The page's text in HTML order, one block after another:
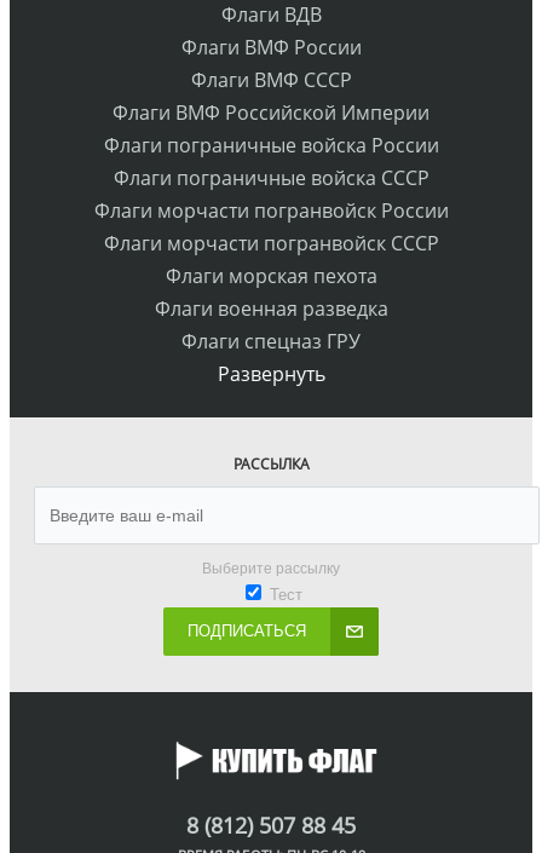
Флаги ВДВ
Флаги ВМФ России
Флаги ВМФ СССР
Флаги ВМФ Российской Империи
Флаги пограничные войска России
Флаги пограничные войска СССР
Флаги морчасти погранвойск России
Флаги морчасти погранвойск СССР
Флаги морская пехота
Флаги военная разведка
Флаги спецназ ГРУ
Развернуть
РАССЫЛКА
Выберите рассылку
Тест
ПОДПИСАТЬСЯ
8 (812) 507 88 45